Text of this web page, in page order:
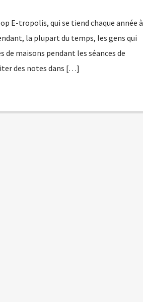
E-tropolis, qui se tiend chaque année à
la plupart du temps, les gens qui
de maisons pendant les séances de
des notes dans […]